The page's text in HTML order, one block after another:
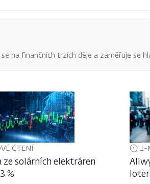
na finančních trzích děje a zaměřuje
ČTENÍ
ze solárních elektráren
%
1-